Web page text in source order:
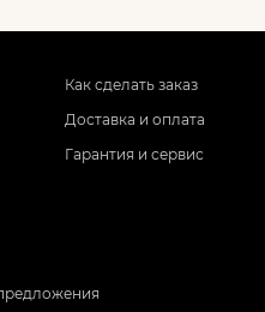
Как сделать заказ
Доставка и оплата
Гарантия и сервис